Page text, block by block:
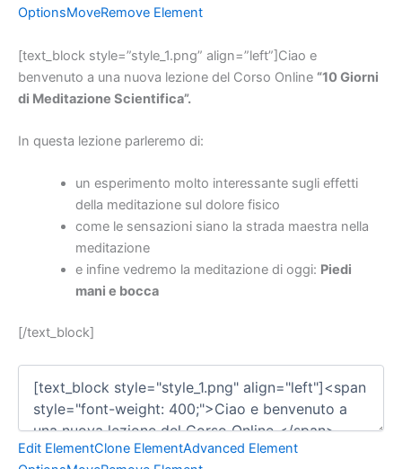
OptionsMoveRemove Element
[text_block style=”style_1.png” align=”left”]Ciao e
benvenuto a una nuova lezione del Corso Online “10 Giorni
di Meditazione Scientifica”.
In questa lezione parleremo di:
un esperimento molto interessante sugli effetti
della meditazione sul dolore fisico
come le sensazioni siano la strada maestra nella
meditazione
e infine vedremo la meditazione di oggi: Piedi
mani e bocca
[/text_block]
Edit ElementClone ElementAdvanced Element